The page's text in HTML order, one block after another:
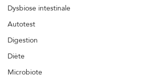
Dysbiose intestinale
Autotest
Digestion
Diète
Microbiote